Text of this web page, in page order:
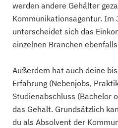
werden andere Gehälter
Kommunikationsagentur. Im
unterscheidet sich das
einzelnen Branchen
Außerdem hat auch deine
Erfahrung (Nebenjobs,
Studienabschluss (Bachelor
das Gehalt. Grundsätzlich
du als Absolvent der